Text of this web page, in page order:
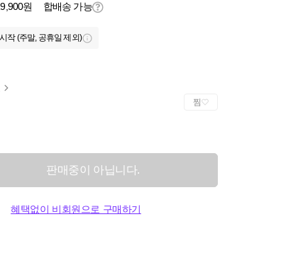
원 합배송 가능
작 (주말, 공휴일 제외)
찜
판매중이 아닙니다.
혜택없이 비회원으로 구매하기